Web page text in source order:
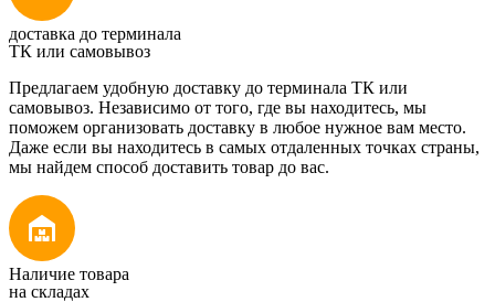
доставка до терминала
ТК или самовывоз
Предлагаем удобную доставку до терминала ТК или
самовывоз. Независимо от того, где вы находитесь, мы
поможем организовать доставку в любое нужное вам место.
Даже если вы находитесь в самых отдаленных точках страны,
мы найдем способ доставить товар до вас.
Наличие товара
на складах